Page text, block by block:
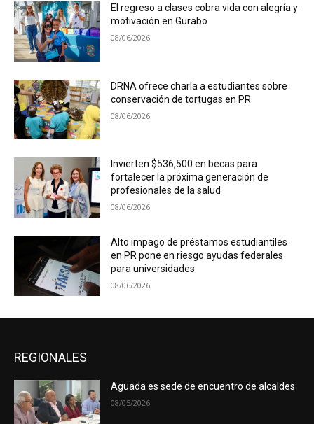
El regreso a clases cobra vida con alegría y
motivación en Gurabo
08/06/2026
DRNA ofrece charla a estudiantes sobre
conservación de tortugas en PR
08/06/2026
Invierten $536,500 en becas para
fortalecer la próxima generación de
profesionales de la salud
08/06/2026
Alto impago de préstamos estudiantiles
en PR pone en riesgo ayudas federales
para universidades
08/06/2026
REGIONALES
Aguada es sede de encuentro de alcaldes
08/05/2026